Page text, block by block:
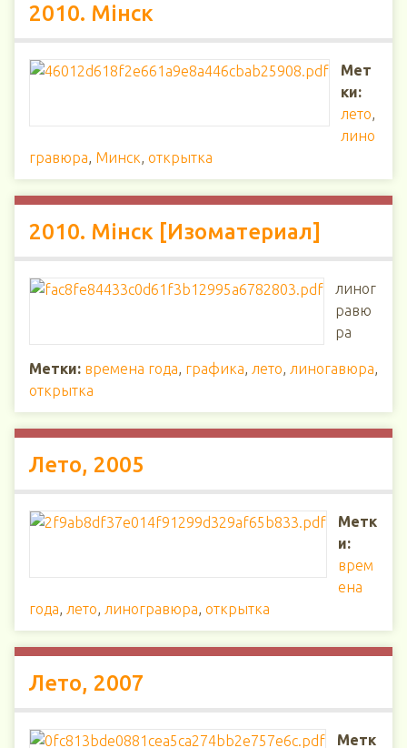
2010. Мінск
Мет
ки:
лето,
лино
гравюра, Минск, открытка
2010. Мінск [Изоматериал]
линог
равю
ра
Метки: времена года, графика, лето, линогавюра,
открытка
Лето, 2005
Метк
и:
врем
ена
года, лето, линогравюра, открытка
Лето, 2007
Метк